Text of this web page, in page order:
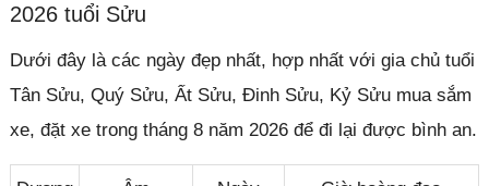
2026 tuổi Sửu
Dưới đây là các ngày đẹp nhất, hợp nhất với gia chủ tuổi
Tân Sửu, Quý Sửu, Ất Sửu, Đinh Sửu, Kỷ Sửu mua sắm
xe, đặt xe trong tháng 8 năm 2026 để đi lại được bình an.